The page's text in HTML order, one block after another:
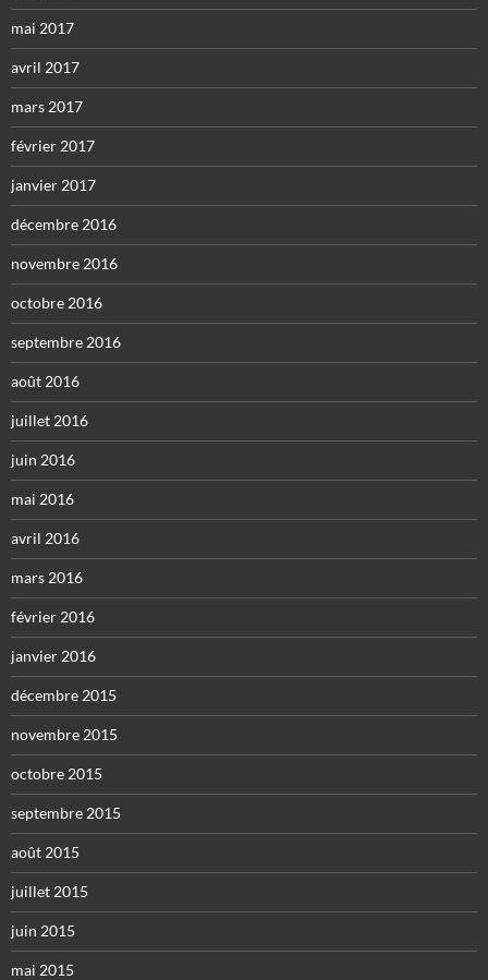
mai 2017
avril 2017
mars 2017
février 2017
janvier 2017
décembre 2016
novembre 2016
octobre 2016
septembre 2016
août 2016
juillet 2016
juin 2016
mai 2016
avril 2016
mars 2016
février 2016
janvier 2016
décembre 2015
novembre 2015
octobre 2015
septembre 2015
août 2015
juillet 2015
juin 2015
mai 2015